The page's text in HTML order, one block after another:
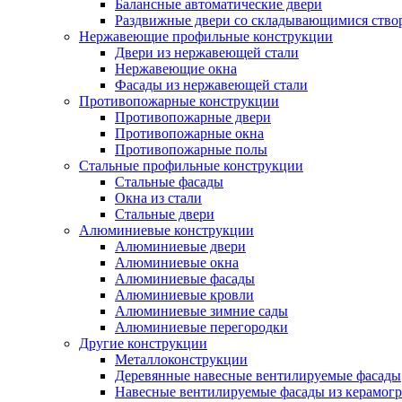
Балансные автоматические двери
Раздвижные двери со складывающимися
Нержавеющие профильные конструкции
Двери из нержавеющей стали
Нержавеющие окна
Фасады из нержавеющей стали
Противопожарные конструкции
Противопожарные двери
Противопожарные окна
Противопожарные полы
Стальные профильные конструкции
Стальные фасады
Окна из стали
Стальные двери
Алюминиевые конструкции
Алюминиевые двери
Алюминиевые окна
Алюминиевые фасады
Алюминиевые кровли
Алюминиевые зимние сады
Алюминиевые перегородки
Другие конструкции
Металлоконструкции
Деревянные навесные вентилируемые фасады
Навесные вентилируемые фасады из